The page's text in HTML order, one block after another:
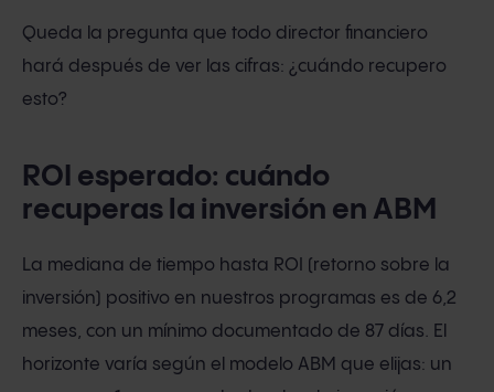
Queda la pregunta que todo director financiero
hará después de ver las cifras: ¿cuándo recupero
esto?
ROI esperado: cuándo
recuperas la inversión en ABM
La mediana de tiempo hasta ROI (retorno sobre la
inversión) positivo en nuestros programas es de 6,2
meses, con un mínimo documentado de 87 días. El
horizonte varía según el modelo ABM que elijas: un